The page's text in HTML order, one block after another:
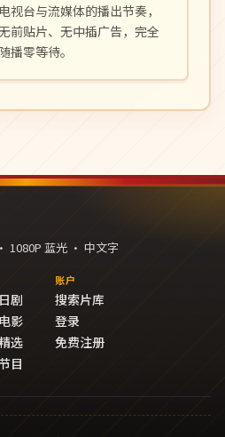
视台与流媒体的播出节奏，
前贴片、无中插广告，完全
播零等待。
1080P 蓝光 · 中文字
剧
影
选
目
账户
搜索片库
登录
免费注册